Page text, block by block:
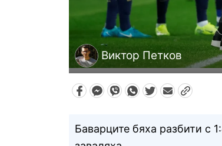
Виктор Петков
Баварците бяха разбити с